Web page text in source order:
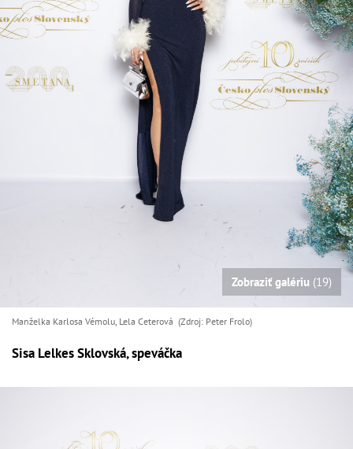
Zobraziť galériu (19)
Manželka Karlosa Vémolu, Lela Ceterová (Zdroj: Peter Frolo)
Sisa Lelkes Sklovská, speváčka